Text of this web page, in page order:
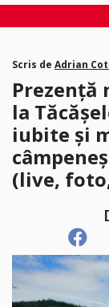
Scris de Adrian
Prezență
la
iubite și
(live,